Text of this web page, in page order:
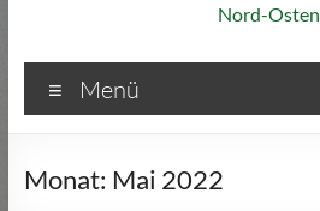
Nord-Osten
Menü
Monat: Mai 2022